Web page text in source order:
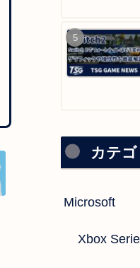
カテ
Microsoft
Xbox